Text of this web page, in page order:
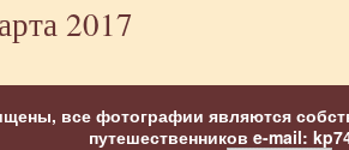
2017
все фотографии являются
путешественников e-mail: